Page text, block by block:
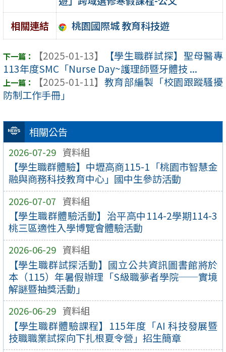
相關公告
2026-07-29 資料組
【學生職群體驗】中壢高商115-1「桃園市智慧金
融與商務科技教育中心」國中生參訪活動
2026-07-07 資料組
【學生職群體驗活動】治平高中114-2學期114-3
桃三區適性入學博覽會體驗活動
2026-06-29 資料組
【學生職群試探活動】國立公共資訊圖書館將於
本（115）年暑假辦理「S級職夢者學院──實境
解謎暨抽獎活動」
2026-06-29 資料組
【學生職群體驗課程】115年度「AI 科技發展暨
技職職業試探向下扎根夏令營」招生簡章
相關連結
桃園國際城 教育科技遊
【2025-01-13】
【學生職群試探】聖母醫專
113年度SMC「Nurse Day~護理師暨牙體技 ...
【2025-01-11】 教育部編製「校園跟蹤騷擾
防制工作手冊」